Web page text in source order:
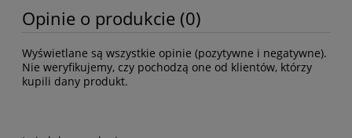
Opinie o produkcie (0)
Wyświetlane są wszystkie opinie (pozytywne i negatywne).
Nie weryfikujemy, czy pochodzą one od klientów, którzy
kupili dany produkt.